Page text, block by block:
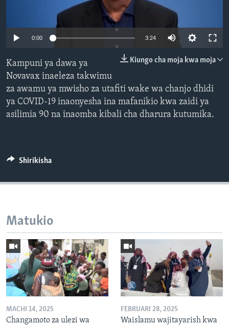
0:00 3:24
Kiungo cha moja kwa moja
Kampuni ya dawa ya
Novavax inaeleza takwimu
za awamu ya mwisho za utafiti wake wa chanjo dhidi
ya COVID-19 inaonyesha ina mafanikio kwa zaidi ya
asilimia 90 na inaomba kibali cha dharura kutumika.
Shirikisha
Matukio
MACHI 14, 2025
Changamoto za ulezi wa
FEBRUARI 28, 2025
Waislamu wajitayarish kwa